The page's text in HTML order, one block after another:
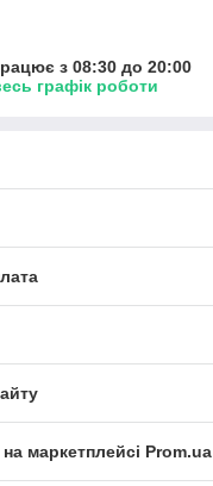
з 08:30 до 20:00
графік роботи
маркетплейсі Prom.ua